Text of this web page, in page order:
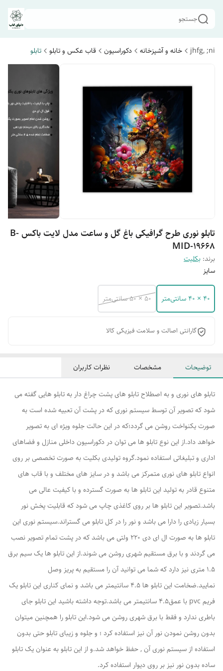
جستجو
jhfg, ;ni خانه و آشپزخانه دکوراسیون قاب عکس و تابلو تابلو
تابلو نوری طرح گرافیکی باغ گل و ساعت مدل لایت باکس B-
MID-19668
برند: بکلیت
سایز
40 × 40 سانتی‌متر 50 × 50 سانتی‌متر
گارانتی اصالت و سلامت فیزیکی کالا
توضیحات مشخصات نظرات کاربران
تابلو های نوری و به اصطلاح تابلو های پشت چراغ دار به تابلو هایی گفته می
شود که تصویر آن توسط سیستم نوری که در پشت آن تعبیه شده است به
صورت یکنواخت روشن می گردد؛که در این حالت جلوه ویژه ای به تصویر
خواهد داد.از این نوع تابلو ها می توان در دکوراسیون داخلی منازل و فضاهای
اداری و تبلیغاتی استفاده نمود.گروه تولیدی بکلیت به صورت تخصصی بر روی
انواع تابلو های نوری متمرکز می باشد و در سایز های مختلف و با قاب های
متنوع قادر به تولید این تابلو ها به صورت گسترده و با کیفیت عالی می
باشد.تصویر این تابلو ها بر روی کاغذی چاپ می شود که قابلیت پخش نور
بسیار زیادی را دارا می باشد و نور را در کل تابلو می گستراند.سیستم نوری این
تابلو ها به صورت ال ای دی 220 ولتی می باشد که در پشت تمام تصویر نصب
می گردند و با برق مستقیم شهری روشن می شوند.از این تابلو ها یک سیم برق
1.5 متری نیز دارد که شما می توانید آن را مستقیم به پریز وصل
نمایید.ضخامت این تابلو ها 4.5 سانتیمتر می باشد و نمای کناری این تابلو یک
فریم pvc با عمق4.5 سانتیمتر می باشد.توجه داشته باشید این تابلو جای
باطری ندارد و فقط با برق شهری روشن می شود.این تابلو را همچنین میتوان
بدون روشن نمودن نور آن نیز استفاده کرد ؛ و جلوه و زیبای تابلو حتی بدون
استفاده از سیستم نوری آن , حفظ خواهد شد.و از این تابلو به عنوان یک تابلو
ساده بدون نور نیز بر روی دیوار استفاده کرد.